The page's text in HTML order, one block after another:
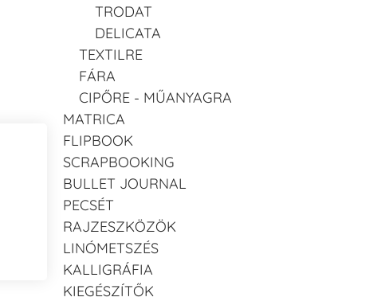
TRODAT
DELICATA
TEXTILRE
FÁRA
CIPŐRE - MŰANYAGRA
MATRICA
FLIPBOOK
SCRAPBOOKING
BULLET JOURNAL
PECSÉT
RAJZESZKÖZÖK
LINÓMETSZÉS
KALLIGRÁFIA
KIEGÉSZÍTŐK